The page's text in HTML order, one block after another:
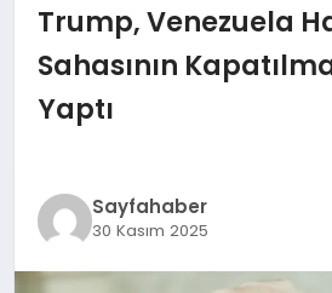
İZMIR HABERLERI
EKONOMI
Trump, Venezuela
Sahasının
Yaptı
Sayfahaber
30 Kasım 2025